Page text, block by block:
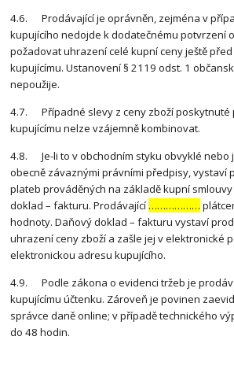
4.6. Prodávající je oprávněn, zejména v
kupujícího nedojde k dodatečnému potvrzení
požadovat uhrazení celé kupní ceny ještě
kupujícímu. Ustanovení § 2119 odst. 1
nepoužije.
4.7. Případné slevy z ceny zboží poskytnuté
kupujícímu nelze vzájemně kombinovat.
4.8. Je-li to v obchodním styku obvyklé nebo
obecně závaznými právními předpisy, vystaví
plateb prováděných na základě kupní
doklad – fakturu. Prodávající ………………
hodnoty. Daňový doklad – fakturu vystaví
uhrazení ceny zboží a zašle jej v elektronické
elektronickou adresu kupujícího.
4.9. Podle zákona o evidenci tržeb je
kupujícímu účtenku. Zároveň je povinen
správce daně online; v případě technického
do 48 hodin.